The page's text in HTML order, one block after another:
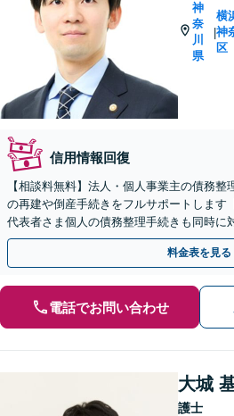
神
奈
川
県
|
横
神
区
信用情報回復
【相談料無料】法人・個人事業主の債務
の再建や倒産手続きをフルサポートします
代表者さま個人の債務整理手続きも同時に
払い応相談】【夜間・休日相談可】
料金表を見る
電話でお問い合わせ
大城
護士